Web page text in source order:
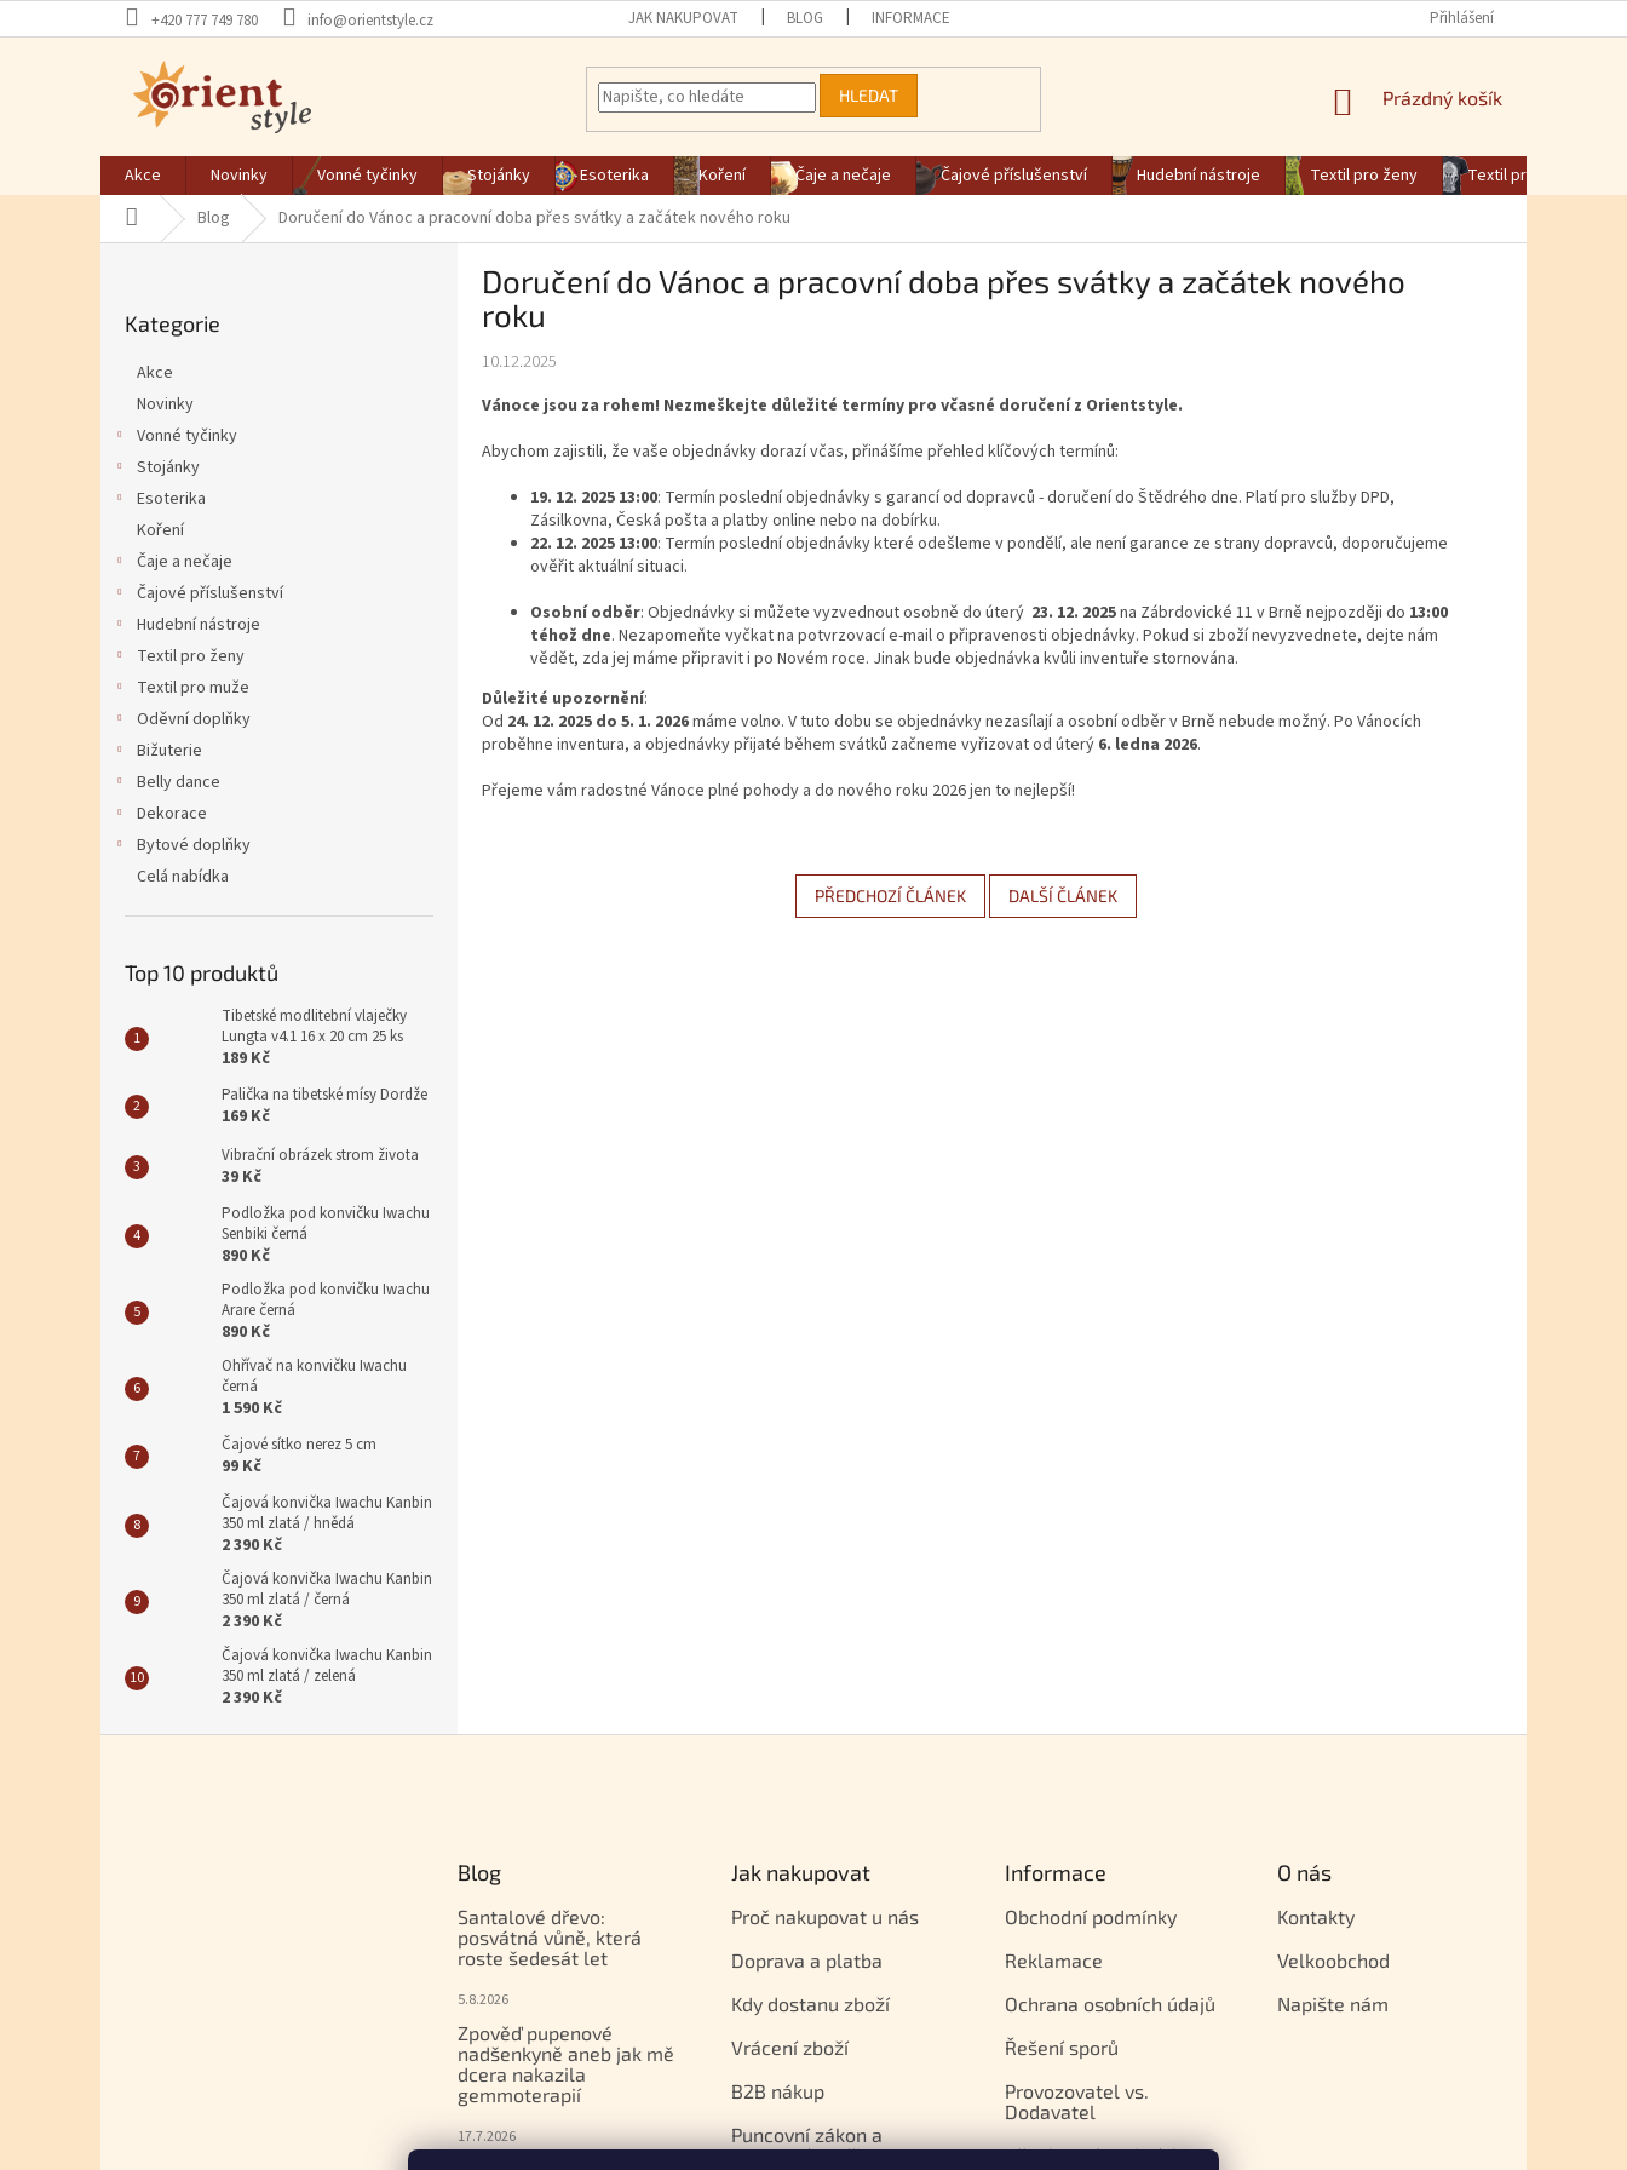
+420 777 749 780 info@orientstyle.cz JAK NAKUPOVAT BLOG INFORMACE Přihlášení
HLEDAT NÁKUPNÍ KOŠÍK
Prázdný košík
Akce Novinky Vonné tyčinky Stojánky Esoterika Koření Čaje a nečaje Čajové příslušenství Hudební nástroje Textil pro ženy
Textil pro muže
Domů Blog Doručení do Vánoc a pracovní doba přes svátky a začátek nového roku
Kategorie
Akce
Novinky
Vonné tyčinky
Stojánky
Esoterika
Koření
Čaje a nečaje
Čajové příslušenství
Hudební nástroje
Textil pro ženy
Textil pro muže
Oděvní doplňky
Bižuterie
Belly dance
Dekorace
Bytové doplňky
Celá nabídka
Top 10 produktů
Tibetské modlitební vlaječky
Lungta v4.1 16 x 20 cm 25 ks
189 Kč
Palička na tibetské mísy Dordže
169 Kč
Vibrační obrázek strom života
39 Kč
Podložka pod konvičku Iwachu
Senbiki černá
890 Kč
Podložka pod konvičku Iwachu
Arare černá
890 Kč
Ohřívač na konvičku Iwachu
černá
1 590 Kč
Čajové sítko nerez 5 cm
99 Kč
Čajová konvička Iwachu Kanbin
350 ml zlatá / hnědá
2 390 Kč
Čajová konvička Iwachu Kanbin
350 ml zlatá / černá
2 390 Kč
Čajová konvička Iwachu Kanbin
350 ml zlatá / zelená
2 390 Kč
Doručení do Vánoc a pracovní doba přes svátky a začátek nového
roku
10.12.2025
Vánoce jsou za rohem! Nezmeškejte důležité termíny pro včasné doručení z Orientstyle.
Abychom zajistili, že vaše objednávky dorazí včas, přinášíme přehled klíčových termínů:
19. 12. 2025 13:00: Termín poslední objednávky s garancí od dopravců - doručení do Štědrého dne. Platí pro služby DPD,
Zásilkovna, Česká pošta a platby online nebo na dobírku.
22. 12. 2025 13:00: Termín poslední objednávky které odešleme v pondělí, ale není garance ze strany dopravců, doporučujeme
ověřit aktuální situaci.
Osobní odběr: Objednávky si můžete vyzvednout osobně do úterý 23. 12. 2025na Zábrdovické 11 v Brně nejpozději do 13:00
téhož dne. Nezapomeňte vyčkat na potvrzovací e-mail o připravenosti objednávky. Pokud si zboží nevyzvednete, dejte nám
vědět, zda jej máme připravit i po Novém roce. Jinak bude objednávka kvůli inventuře stornována.
Důležité upozornění:
Od 24. 12. 2025 do 5. 1. 2026máme volno. V tuto dobu se objednávky nezasílají a osobní odběr v Brně nebude možný. Po Vánocích
proběhne inventura, a objednávky přijaté během svátků začneme vyřizovat od úterý 6. ledna 2026.
Přejeme vám radostné Vánoce plné pohody a do nového roku 2026 jen to nejlepší!
PŘEDCHOZÍ ČLÁNEK DALŠÍ ČLÁNEK
Blog
Santalové dřevo:
posvátná vůně, která
roste šedesát let
5.8.2026
Zpověď pupenové
nadšenkyně aneb jak mě
dcera nakazila
gemmoterapií
17.7.2026
Jak nakupovat
Proč nakupovat u nás
Doprava a platba
Kdy dostanu zboží
Vrácení zboží
B2B nákup
Puncovní zákon a
puncovní značky
Informace
Obchodní podmínky
Reklamace
Ochrana osobních údajů
Řešení sporů
Provozovatel vs.
Dodavatel
Všeobecné podmínky
O nás
Kontakty
Velkoobchod
Napište nám